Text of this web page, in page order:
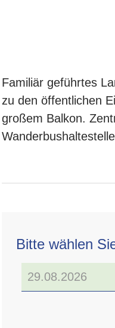
Familiär geführtes
zu den öffentlichen
großem Balkon.
Bitte wählen